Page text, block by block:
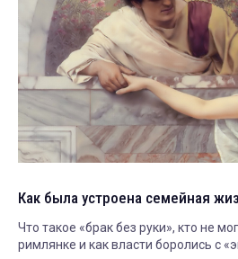
Как была устроена семейная
Что такое «брак без руки», кто не
римлянке и как власти боролись с